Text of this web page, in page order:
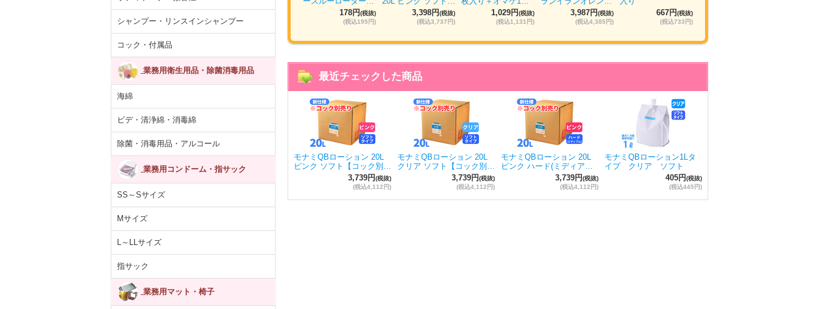
シャンプー・リンスインシャンプー
コック・付属品
業務用衛生用品・除菌消毒用品
海綿
ビデ・清浄綿・消毒綿
除菌・消毒用品・アルコール
業務用コンドーム・指サック
SS～Sサイズ
Mサイズ
L～LLサイズ
指サック
業務用マット・椅子
4,055円
(税込4,460円)
330円
(税込363円)
1,713円
178円(税抜)
(税込195円)
3,398円(税抜)
(税込3,737円)
1,029円(税抜)
(税込1,131円)
3,987円(税抜)
(税込4,385円)
667円(税抜)
(税込733円)
最近チェックした商品
モナミQBローション 20L
ピンク ソフト【コック別…
3,739円(税抜)
(税込4,112円)
モナミQBローション 20L
クリア ソフト【コック別…
3,739円(税抜)
(税込4,112円)
モナミQBローション 20L
ピンク ハード(ミディア…
3,739円(税抜)
(税込4,112円)
モナミQBローション1Lタ
イプ クリア ソフト
405円(税抜)
(税込445円)